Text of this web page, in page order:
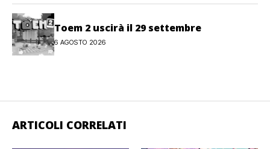
Toem 2 uscirà il 29 settembre
6 AGOSTO 2026
ARTICOLI CORRELATI